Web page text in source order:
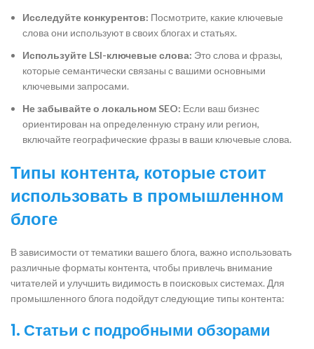
Исследуйте конкурентов: Посмотрите, какие ключевые
слова они используют в своих блогах и статьях.
Используйте LSI-ключевые слова: Это слова и фразы,
которые семантически связаны с вашими основными
ключевыми запросами.
Не забывайте о локальном SEO: Если ваш бизнес
ориентирован на определенную страну или регион,
включайте географические фразы в ваши ключевые слова.
Типы контента, которые стоит
использовать в промышленном
блоге
В зависимости от тематики вашего блога, важно использовать
различные форматы контента, чтобы привлечь внимание
читателей и улучшить видимость в поисковых системах. Для
промышленного блога подойдут следующие типы контента:
1. Статьи с подробными обзорами